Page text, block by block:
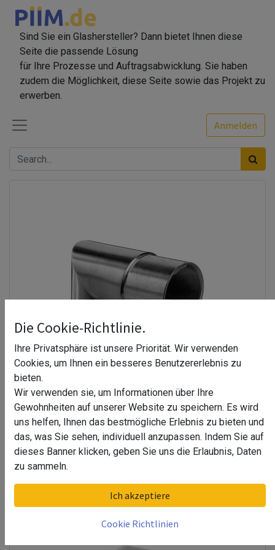
Sind Sie ein Glashersteller? Dann bietet Ihnen diese
Seite die passende Lösung
für Ihre Prozesse und Auftragsabwicklung. Sie haben
zudem die Möglichkeit, diese Seite sowie das Projekt zu
erwerben.
Anmelden
Rohrverbinder, 90°, vertikal, MOD 6303, V2A
33,03€
Höhe 30 mm
Material Edelstahl 304 (V2A)
Modell 6303
Befestigungsart Glasleistenrohr
Aufnahmeart Glasleistenrohr
, für Ø42,4 Glasleistenrohr, matt gebürstet, ehemalige Art. Nr.
Die Cookie-Richtlinie.
Ihre Privatsphäre ist unsere Priorität. Wir verwenden
Cookies, um Ihnen ein besseres Benutzererlebnis zu
bieten.
Wir verwenden sie, um Informationen über Ihre
Gewohnheiten auf unserer Website zu speichern. Es wird
uns helfen, Ihnen das bestmögliche Erlebnis zu bieten und
das, was Sie sehen, individuell anzupassen. Indem Sie auf
dieses Banner klicken, geben Sie uns die Erlaubnis, Daten
zu sammeln.
Ich akzeptiere
Cookie Richtlinien